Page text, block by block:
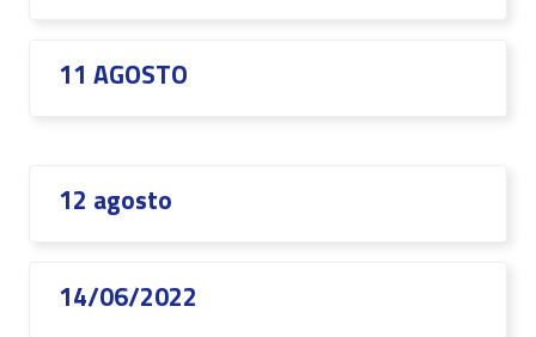
11 AGOSTO
12 agosto
14/06/2022